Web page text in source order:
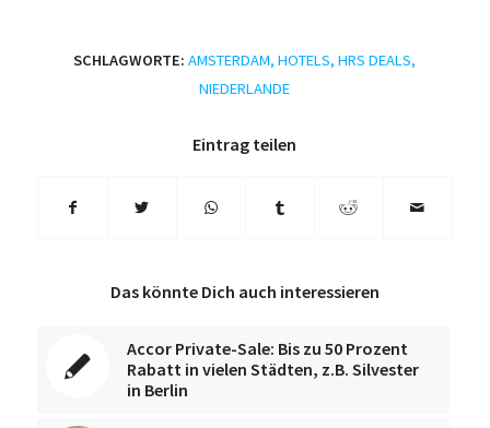
SCHLAGWORTE: AMSTERDAM,HOTELS,HRS DEALS,
NIEDERLANDE
Eintrag teilen
Das könnte Dich auch interessieren
Accor Private-Sale: Bis zu 50 Prozent
Rabatt in vielen Städten, z.B. Silvester
in Berlin